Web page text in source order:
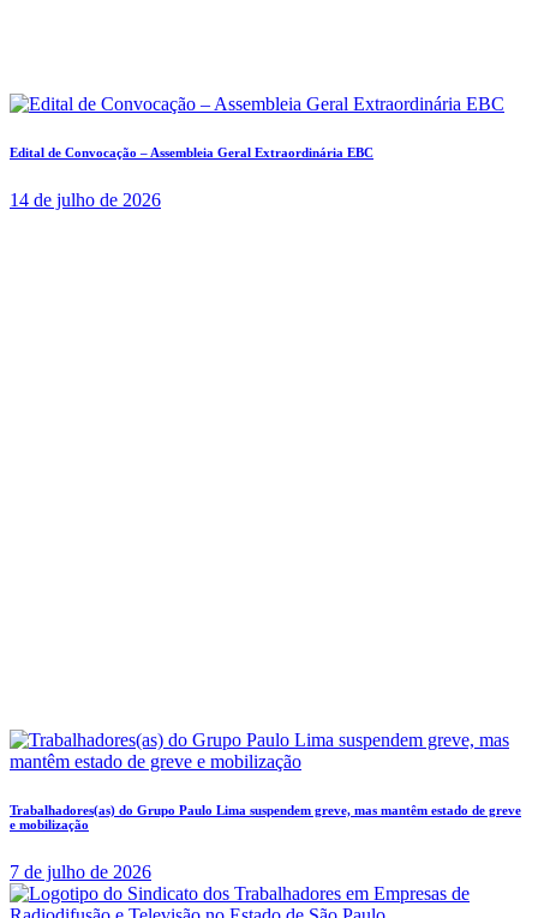
Edital de Convocação – Assembleia Geral Extraordinária EBC
14 de julho de 2026
Trabalhadores(as) do Grupo Paulo Lima suspendem greve, mas mantêm estado de greve
e mobilização
7 de julho de 2026